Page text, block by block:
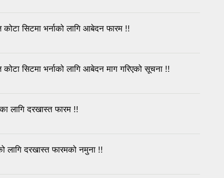
सिटमा भर्नाको लागि आबेदन फारम !!
सिटमा भर्नाको लागि आबेदन माग गरिएको सूचना !!
लागि दरखास्त फारम !!
लागि दरखास्त फारमको नमुना !!